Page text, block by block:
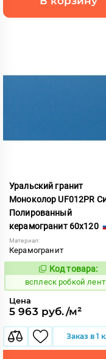
Уральский гранит
Моноколор UF012PR
Полированный
керамогранит 60x120
Материал:
Керамогранит
244168
Код товара:
всплеск робкой
Цена
5 963 руб./м²
Заказ в 1